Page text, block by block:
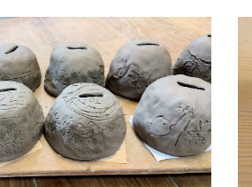
READ MORE